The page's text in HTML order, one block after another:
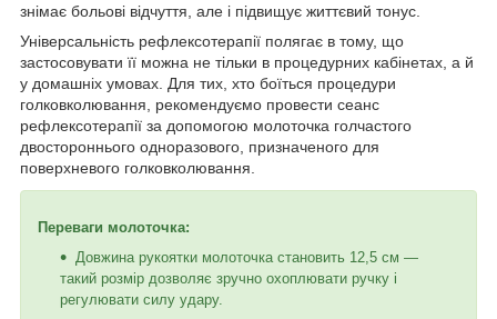
знімає больові відчуття, але і підвищує життєвий тонус.
Універсальність рефлексотерапії полягає в тому, що
застосовувати її можна не тільки в процедурних кабінетах, а й
у домашніх умовах. Для тих, хто боїться процедури
голковколювання, рекомендуємо провести сеанс
рефлексотерапії за допомогою молоточка голчастого
двостороннього одноразового, призначеного для
поверхневого голковколювання.
Переваги молоточка:
Довжина рукоятки молоточка становить 12,5 см —
такий розмір дозволяє зручно охоплювати ручку і
регулювати силу удару.